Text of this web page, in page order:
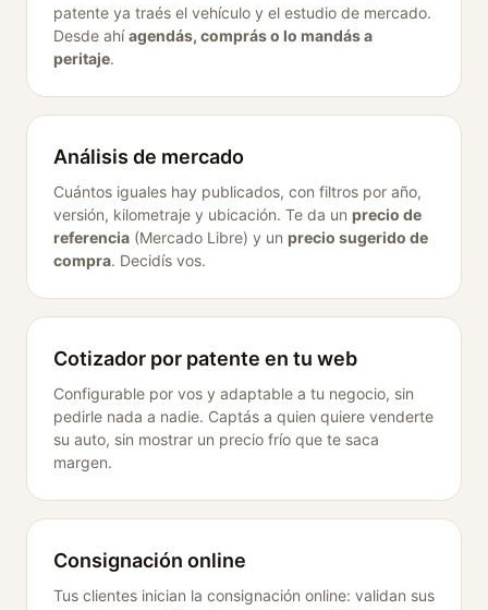
patente ya traés el vehículo y el estudio de mercado.
Desde ahíagendás, comprás o lo mandás a
peritaje.
Análisis de mercado
Cuántos iguales hay publicados, con filtros por año,
versión, kilometraje y ubicación. Te da un precio de
referencia (Mercado Libre) y un precio sugerido de
compra. Decidís vos.
Cotizador por patente en tu web
Configurable por vos y adaptable a tu negocio, sin
pedirle nada a nadie. Captás a quien quiere venderte
su auto, sin mostrar un precio frío que te saca
margen.
Consignación online
Tus clientes inician la consignación online: validan sus